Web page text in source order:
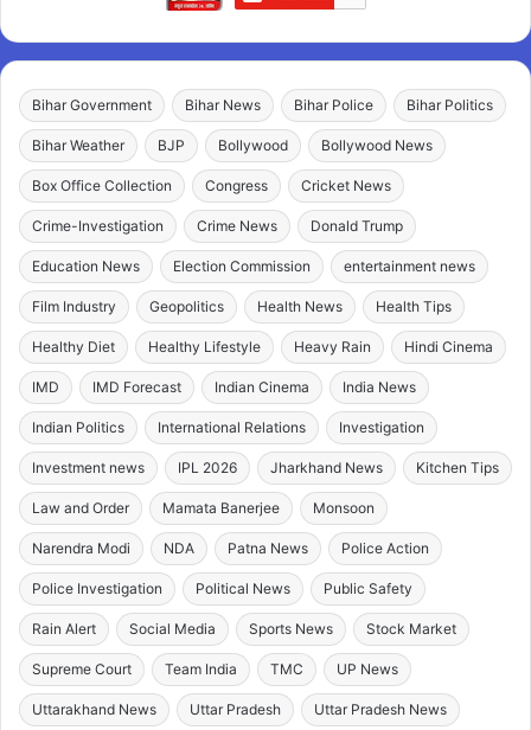
Bihar Government Bihar News Bihar Police Bihar Politics
Bihar Weather BJP Bollywood Bollywood News
Box Office Collection Congress Cricket News
Crime-Investigation Crime News Donald Trump
Education News Election Commission entertainment news
Film Industry Geopolitics Health News Health Tips
Healthy Diet Healthy Lifestyle Heavy Rain Hindi Cinema
IMD IMD Forecast Indian Cinema India News
Indian Politics International Relations Investigation
Investment news IPL 2026 Jharkhand News Kitchen Tips
Law and Order Mamata Banerjee Monsoon
Narendra Modi NDA Patna News Police Action
Police Investigation Political News Public Safety
Rain Alert Social Media Sports News Stock Market
Supreme Court Team India TMC UP News
Uttarakhand News Uttar Pradesh Uttar Pradesh News